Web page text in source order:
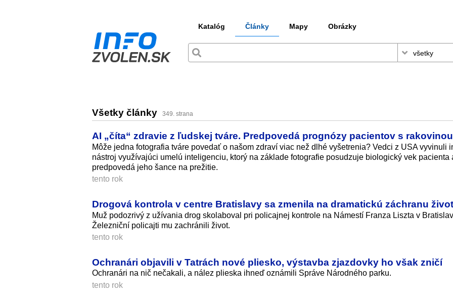
Katalóg Články Mapy Obrázky
Všetky články 349. strana
AI „číta“ zdravie z ľudskej tváre. Predpovedá prognózy pacientov s rakovinou
Môže jedna fotografia tváre povedať o našom zdraví viac než dlhé vyšetrenia? Vedci z USA vyvinuli
nástroj využívajúci umelú inteligenciu, ktorý na základe fotografie posudzuje biologický vek pacienta
predpovedá jeho šance na prežitie.
tento rok
Drogová kontrola v centre Bratislavy sa zmenila na dramatickú záchranu
Muž podozrivý z užívania drog skolaboval pri policajnej kontrole na Námestí Franza Liszta v
Železniční policajti mu zachránili život.
tento rok
Ochranári objavili v Tatrách nové pliesko, výstavba zjazdovky ho však zničí
Ochranári na nič nečakali, a nález plieska ihneď oznámili Správe Národného parku.
tento rok